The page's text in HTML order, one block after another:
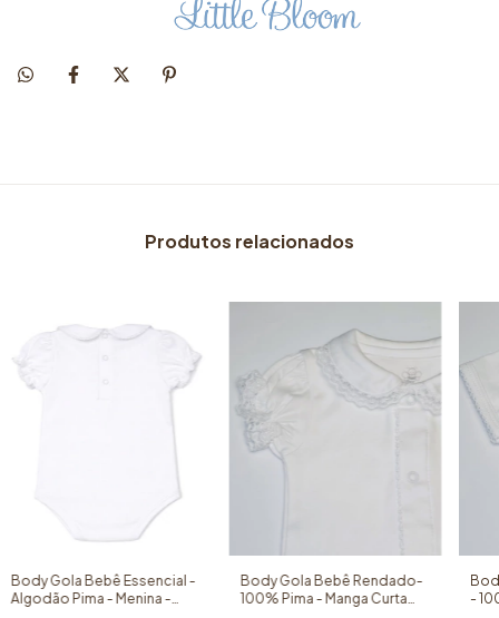
Produtos relacionados
Body Gola Bebê Essencial -
Algodão Pima - Menina -
Body Gola Bebê Rendado-
100% Pima - Manga Curta
-